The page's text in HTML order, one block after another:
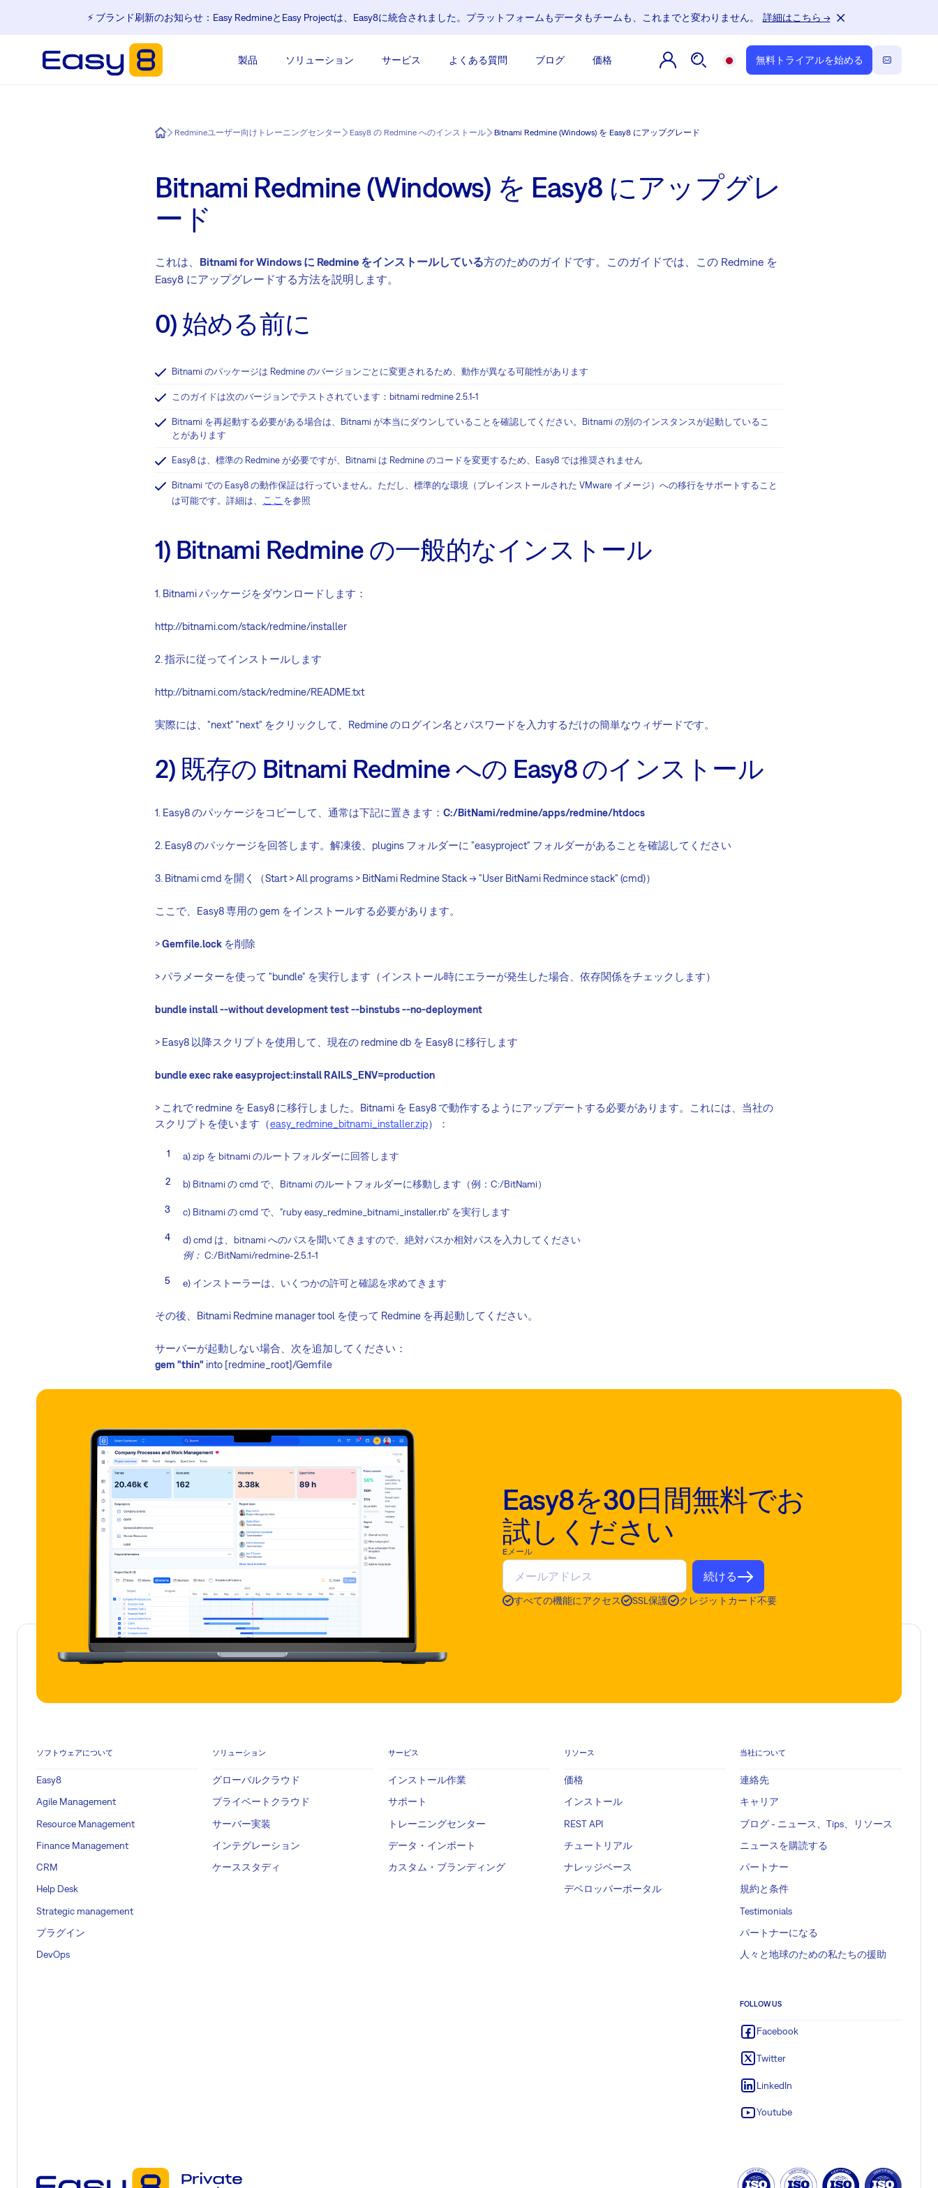
⚡️ ブランド刷新のお知らせ：Easy RedmineとEasy Projectは、Easy8に統合されました。プラットフォームもデータもチームも、これまでと変わりません。 詳細はこちら →
製品 ソリューション サービス よくある質問 ブログ 価格 無料トライアルを始める
Easy8Redmineユーザー向けトレーニングセンター Easy8 の Redmine へのインストール Bitnami Redmine (Windows) を Easy8 にアップグレード
Bitnami Redmine (Windows) を Easy8 にアップグレ
ード
これは、 Bitnami for Windows に Redmine をインストールしている方のためのガイドです。このガイドでは、この Redmine を
Easy8 にアップグレードする方法を説明します。
0) 始める前に
Bitnami のパッケージは Redmine のバージョンごとに変更されるため、動作が異なる可能性があります
このガイドは次のバージョンでテストされています：bitnami redmine 2.5.1-1
Bitnami を再起動する必要がある場合は、Bitnami が本当にダウンしていることを確認してください。Bitnami の別のインスタンスが起動しているこ
とがあります
Easy8 は、標準の Redmine が必要ですが、Bitnami は Redmine のコードを変更するため、Easy8 では推奨されません
Bitnami での Easy8 の動作保証は行っていません。ただし、標準的な環境（プレインストールされた VMware イメージ）への移行をサポートすること
は可能です。詳細は、
ここ を参照
1) Bitnami Redmine の一般的なインストール
1. Bitnami パッケージをダウンロードします：
http://bitnami.com/stack/redmine/installer
2. 指示に従ってインストールします
http://bitnami.com/stack/redmine/README.txt
実際には、"next" "next" をクリックして、Redmine のログイン名とパスワードを入力するだけの簡単なウィザードです。
2) 既存の Bitnami Redmine への Easy8 のインストール
1. Easy8 のパッケージをコピーして、通常は下記に置きます： C:/BitNami/redmine/apps/redmine/htdocs
2. Easy8 のパッケージを回答します。解凍後、plugins フォルダーに "easyproject" フォルダーがあることを確認してください
3. Bitnami cmd を開く（Start > All programs > BitNami Redmine Stack -> "User BitNami Redmince stack" (cmd)）
ここで、Easy8 専用の gem をインストールする必要があります。
>Gemfile.lock を削除
> パラメーターを使って "bundle" を実行します（インストール時にエラーが発生した場合、依存関係をチェックします）
bundle install --without development test --binstubs --no-deployment
> Easy8 以降スクリプトを使用して、現在の redmine db を Easy8 に移行します
bundle exec rake easyproject:install RAILS_ENV=production
> これで redmine を Easy8 に移行しました。Bitnami を Easy8 で動作するようにアップデートする必要があります。これには、当社の
スクリプトを使います（easy_redmine_bitnami_installer.zip）：
a) zip を bitnami のルートフォルダーに回答します
b) Bitnami の cmd で、Bitnami のルートフォルダーに移動します（例：C:/BitNami）
c) Bitnami の cmd で、"ruby easy_redmine_bitnami_installer.rb" を実行します
d) cmd は、bitnami へのパスを聞いてきますので、絶対パスか相対パスを入力してください
例： C:/BitNami/redmine-2.5.1-1
e) インストーラーは、いくつかの許可と確認を求めてきます
その後、Bitnami Redmine manager tool を使って Redmine を再起動してください。
サーバーが起動しない場合、次を追加してください：
gem "thin" into [redmine_root]/Gemfile
Easy8を30日間無料でお
試しください
Eメール
続ける
すべての機能にアクセス SSL保護 クレジットカード不要
ソフトウェアについて
Easy8
Agile Management
Resource Management
Finance Management
CRM
Help Desk
Strategic management
プラグイン
DevOps
ソリューション
グローバルクラウド
プライベートクラウド
サーバー実装
インテグレーション
ケーススタディ
サービス
インストール作業
サポート
トレーニングセンター
データ・インポート
カスタム・ブランディング
リソース
価格
インストール
REST API
チュートリアル
ナレッジベース
デベロッパーポータル
当社について
連絡先
キャリア
ブログ - ニュース、Tips、リソース
ニュースを購読する
パートナー
規約と条件
Testimonials
パートナーになる
人々と地球のための私たちの援助
FOLLOW US
Facebook
Twitter
LinkedIn
Youtube